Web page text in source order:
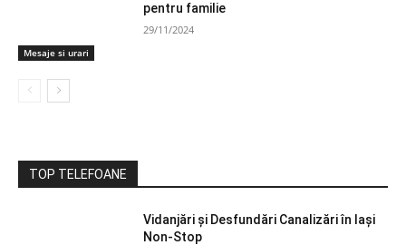
Mesaje si urari
pentru familie
29/11/2024
TOP TELEFOANE
Vidanjări și Desfundări Canalizări în Iași
Non-Stop